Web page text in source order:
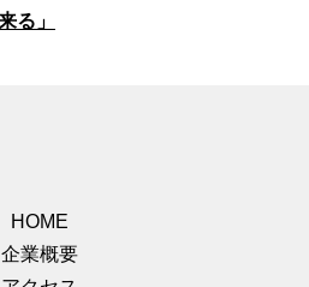
る」
HOME
企業概要